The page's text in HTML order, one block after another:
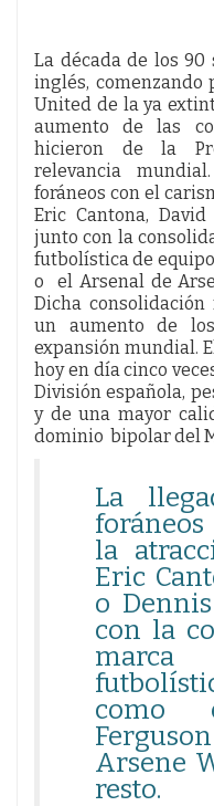
La década de los
inglés, comenzando
United de la ya
aumento de las
hicieron de la
relevancia
foráneos con el
Eric Cantona,
junto con la
futbolística de
o el Arsenal de
Dicha
un aumento de
expansión mundial.
hoy en día cinco
División española,
y de una mayor
dominio bipolar del
La
la
Eric
o
con la
como
Arsene
resto.